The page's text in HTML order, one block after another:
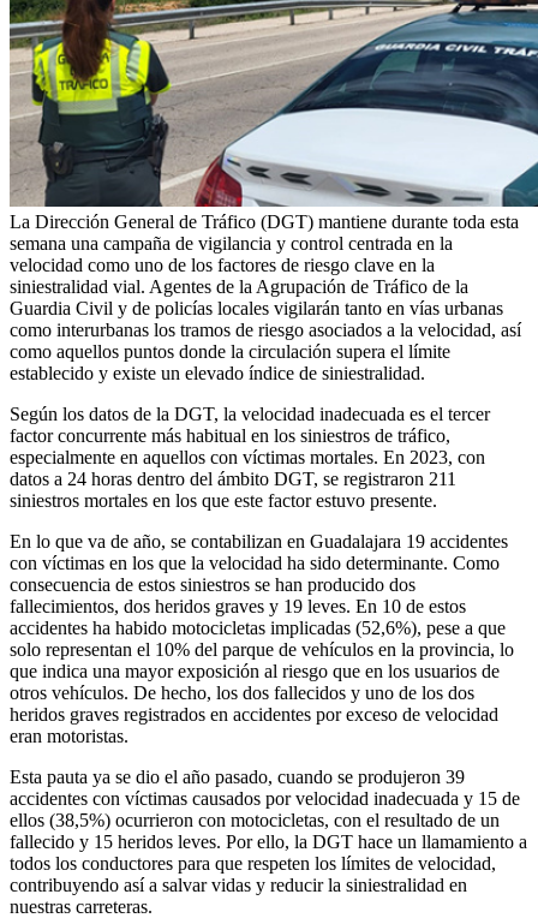
La Dirección General de Tráfico (DGT) mantiene durante toda esta
semana una campaña de vigilancia y control centrada en la
velocidad como uno de los factores de riesgo clave en la
siniestralidad vial. Agentes de la Agrupación de Tráfico de la
Guardia Civil y de policías locales vigilarán tanto en vías urbanas
como interurbanas los tramos de riesgo asociados a la velocidad, así
como aquellos puntos donde la circulación supera el límite
establecido y existe un elevado índice de siniestralidad.
Según los datos de la DGT, la velocidad inadecuada es el tercer
factor concurrente más habitual en los siniestros de tráfico,
especialmente en aquellos con víctimas mortales. En 2023, con
datos a 24 horas dentro del ámbito DGT, se registraron 211
siniestros mortales en los que este factor estuvo presente.
En lo que va de año, se contabilizan en Guadalajara 19 accidentes
con víctimas en los que la velocidad ha sido determinante. Como
consecuencia de estos siniestros se han producido dos
fallecimientos, dos heridos graves y 19 leves. En 10 de estos
accidentes ha habido motocicletas implicadas (52,6%), pese a que
solo representan el 10% del parque de vehículos en la provincia, lo
que indica una mayor exposición al riesgo que en los usuarios de
otros vehículos. De hecho, los dos fallecidos y uno de los dos
heridos graves registrados en accidentes por exceso de velocidad
eran motoristas.
Esta pauta ya se dio el año pasado, cuando se produjeron 39
accidentes con víctimas causados por velocidad inadecuada y 15 de
ellos (38,5%) ocurrieron con motocicletas, con el resultado de un
fallecido y 15 heridos leves. Por ello, la DGT hace un llamamiento a
todos los conductores para que respeten los límites de velocidad,
contribuyendo así a salvar vidas y reducir la siniestralidad en
nuestras carreteras.